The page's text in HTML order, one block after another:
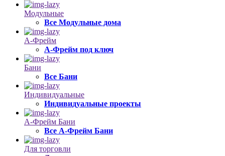
Модульные
Все Модульные дома
А-Фрейм
А-Фрейм под ключ
Бани
Все Бани
Индивидуальные
Индивидуальные проекты
А-Фрейм Бани
Все А-Фрейм Бани
Для торговли